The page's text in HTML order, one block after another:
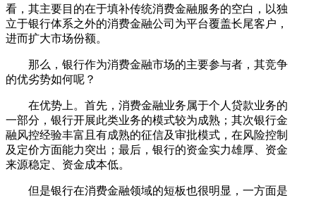
看，其主要目的在于填补传统消费金融服务的空白，以独
立于银行体系之外的消费金融公司为平台覆盖长尾客户，
进而扩大市场份额。
那么，银行作为消费金融市场的主要参与者，其竞争
的优劣势如何呢？
在优势上。首先，消费金融业务属于个人贷款业务的
一部分，银行开展此类业务的模式较为成熟；其次银行金
融风控经验丰富且有成熟的征信及审批模式，在风险控制
及定价方面能力突出；最后，银行的资金实力雄厚、资金
来源稳定、资金成本低。
但是银行在消费金融领域的短板也很明显，一方面是